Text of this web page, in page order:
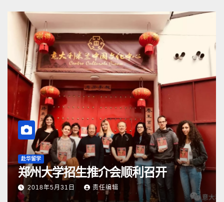
赴华留学
郑州大学招生推介会顺利召开
2018年5月31日 责任编辑